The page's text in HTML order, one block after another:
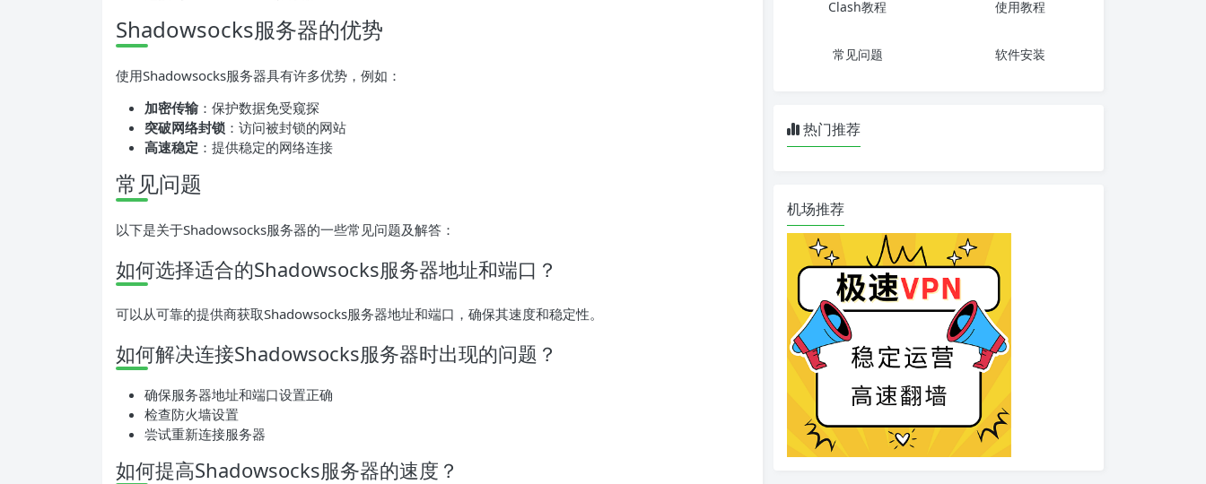
Shadowsocks服务器的优势
使用Shadowsocks服务器具有许多优势，例如：
加密传输 ：保护数据免受窥探
突破网络封锁 ：访问被封锁的网站
高速稳定 ：提供稳定的网络连接
常见问题
以下是关于Shadowsocks服务器的一些常见问题及解答：
如何选择适合的Shadowsocks服务器地址和端口？
可以从可靠的提供商获取Shadowsocks服务器地址和端口，确保其速度和稳定性。
如何解决连接Shadowsocks服务器时出现的问题？
确保服务器地址和端口设置正确
检查防火墙设置
尝试重新连接服务器
如何提高Shadowsocks服务器的速度？
Clash教程 使用教程
常见问题 软件安装
热门推荐
机场推荐